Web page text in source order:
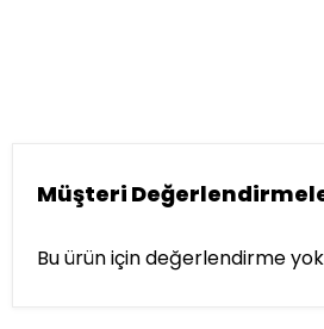
Müşteri
Bu ürün için değerlendirme yok